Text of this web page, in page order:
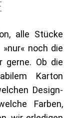
alle Stücke
noch die
gerne. Ob die
Karton
Design-
Farben,